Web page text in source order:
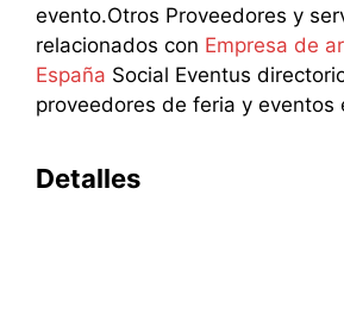
evento.Otros Proveedores y
relacionados con Empresa de
España Social Eventus
proveedores de feria y eventos
Detalles